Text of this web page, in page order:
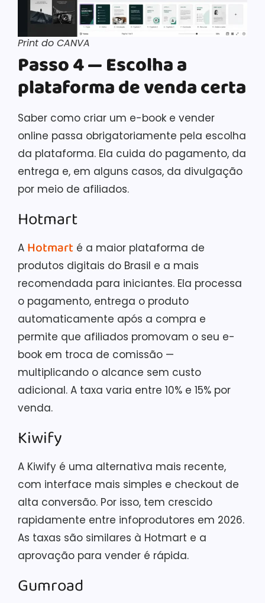
Print do CANVA
Passo 4 — Escolha a
plataforma de venda certa
Saber como criar um e-book e vender
online passa obrigatoriamente pela escolha
da plataforma. Ela cuida do pagamento, da
entrega e, em alguns casos, da divulgação
por meio de afiliados.
Hotmart
A Hotmart é a maior plataforma de
produtos digitais do Brasil e a mais
recomendada para iniciantes. Ela processa
o pagamento, entrega o produto
automaticamente após a compra e
permite que afiliados promovam o seu e-
book em troca de comissão —
multiplicando o alcance sem custo
adicional. A taxa varia entre 10% e 15% por
venda.
Kiwify
A Kiwify é uma alternativa mais recente,
com interface mais simples e checkout de
alta conversão. Por isso, tem crescido
rapidamente entre infoprodutores em 2026.
As taxas são similares à Hotmart e a
aprovação para vender é rápida.
Gumroad